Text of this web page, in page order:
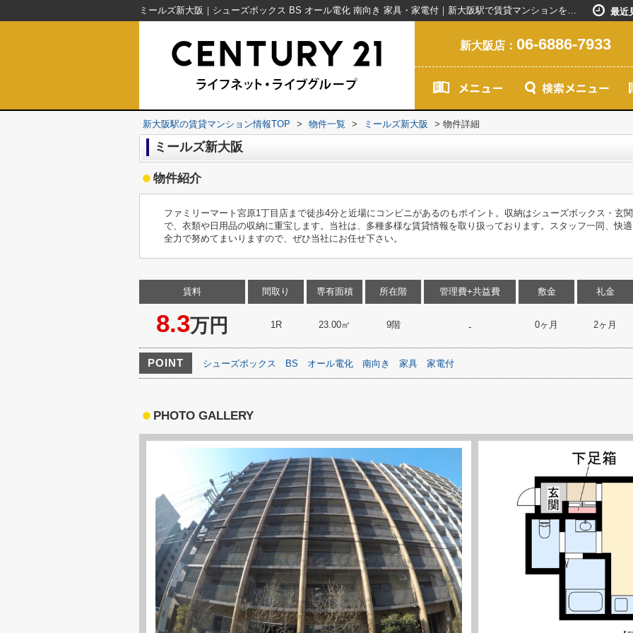
ミールズ新大阪｜シューズボックス BS オール電化 南向き 家具・家電付｜新大阪駅で賃貸マンションを探すなら創業20年以上のセンチュリー21ライフネット・ライブグループ 最近
新大阪店： 06-6886-7933
新大阪駅の賃貸マンション情報TOP > 物件一覧 > ミールズ新大阪 > 物件詳細
ミールズ新大阪
物件紹介
ファミリーマート宮原1丁目店まで徒歩4分と近場にコンビニがあるのもポイント。収納はシューズボックス・玄
で、衣類や日用品の収納に重宝します。当社は、多種多様な賃貸情報を取り扱っております。スタッフ一同、快
全力で努めてまいりますので、ぜひ当社にお任せ下さい。
賃料
8.3万円
間取り
1R
専有面積
23.00㎡
所在階
9階
管理費+共益費
-
敷金
0ヶ月
礼金
2ヶ月
POINT シューズボックス BS オール電化 南向き 家具 家電付
PHOTO GALLERY